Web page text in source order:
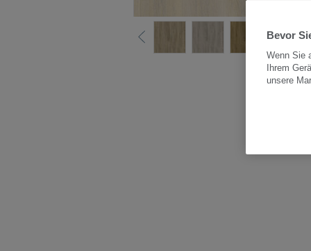
Alle
Bevor
Wenn Sie
Ihrem
unsere